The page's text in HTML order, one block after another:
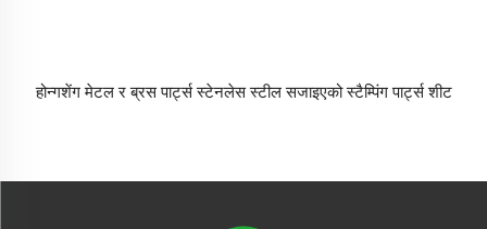
होन्गशेंग मेटल र ब्रस पार्ट्स स्टेनलेस स्टील सजाइएको स्टैम्पिंग पार्ट्स शीट